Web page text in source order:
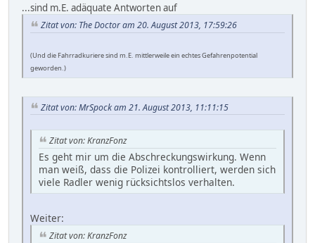
...sind m.E. adäquate Antworten auf
Zitat von: The Doctor am 20. August 2013, 17:59:26
(Und die Fahrradkuriere sind m.E. mittlerweile ein echtes Gefahrenpotential
geworden.)
Zitat von: MrSpock am 21. August 2013, 11:11:15
Zitat von: KranzFonz
Es geht mir um die Abschreckungswirkung. Wenn
man weiß, dass die Polizei kontrolliert, werden sich
viele Radler wenig rücksichtslos verhalten.
Weiter:
Zitat von: KranzFonz